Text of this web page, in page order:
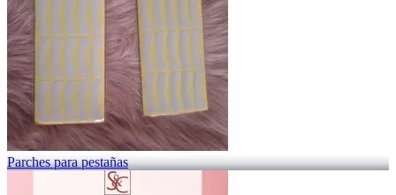
Parches para pestañas